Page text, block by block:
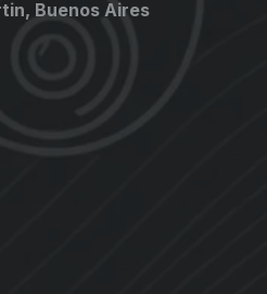
Buenos Aires